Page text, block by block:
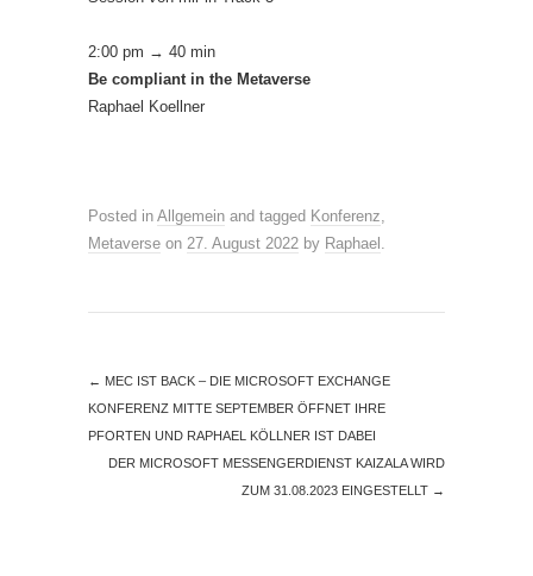
2:00 pm → 40 min
Be compliant in the Metaverse
Raphael Koellner
Posted in Allgemein and tagged Konferenz,
Metaverse on 27. August 2022 by Raphael .
← MEC IST BACK – DIE MICROSOFT EXCHANGE
KONFERENZ MITTE SEPTEMBER ÖFFNET IHRE
PFORTEN UND RAPHAEL KÖLLNER IST DABEI
DER MICROSOFT MESSENGERDIENST KAIZALA WIRD
ZUM 31.08.2023 EINGESTELLT →